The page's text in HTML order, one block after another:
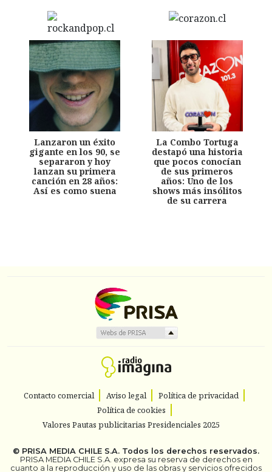
Lanzaron un éxito
gigante en los 90, se
separaron y hoy
lanzan su primera
canción en 28 años:
Así es como suena
La Combo Tortuga
destapó una historia
que pocos conocían
de sus primeros
años: Uno de los
shows más insólitos
de su carrera
Contacto comercial Aviso legal
Política de privacidad
Política de cookies
Valores Pautas publicitarias Presidenciales 2025
© PRISA MEDIA CHILE S.A. Todos los derechos reservados.
PRISA MEDIA CHILE S.A. expresa su reserva de derechos en
cuanto a la reproducción y uso de las obras y servicios ofrecidos